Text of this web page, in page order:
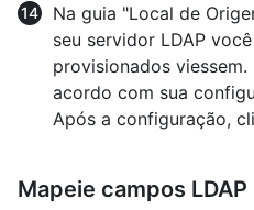
Na guia "Local de
seu servidor LDAP
provisionados
acordo com sua
Após a configuração,
Mapeie campos LDAP